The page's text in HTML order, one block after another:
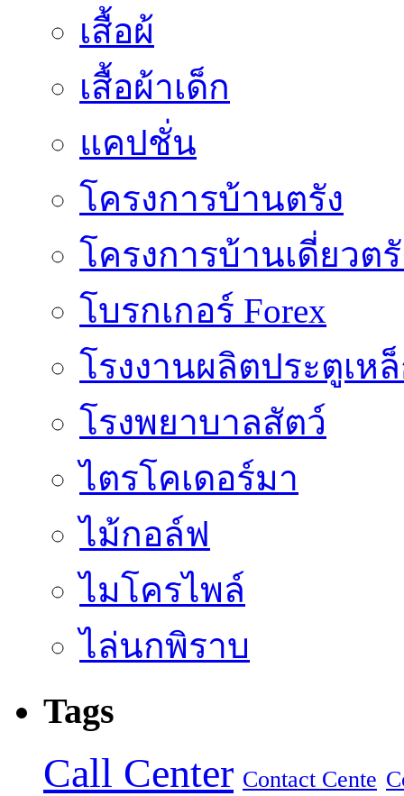
เสื้อผ้
เสื้อผ้าเด็ก
แคปชั่น
โครงการบ้านตรัง
โครงการบ้านเดี่ยวต
โบรกเกอร์ Forex
โรงงานผลิตประตูเห
โรงพยาบาลสัตว์
ไตรโคเดอร์มา
ไม้กอล์ฟ
ไมโครไพล์
ไล่นกพิราบ
Tags
Call Center Contact Cente